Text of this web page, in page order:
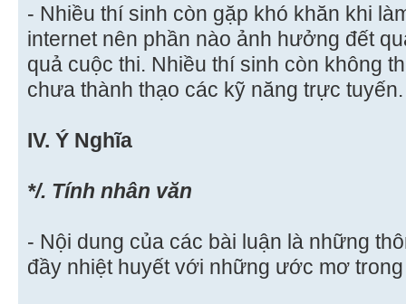
- Nhiều thí sinh còn gặp khó khăn khi
internet nên phần nào ảnh hưởng đết
quả cuộc thi. Nhiều thí sinh còn không
chưa thành thạo các kỹ năng trực tuyến.
IV. Ý Nghĩa
*/. Tính nhân văn
- Nội dung của các bài luận là những
đầy nhiệt huyết với những ước mơ